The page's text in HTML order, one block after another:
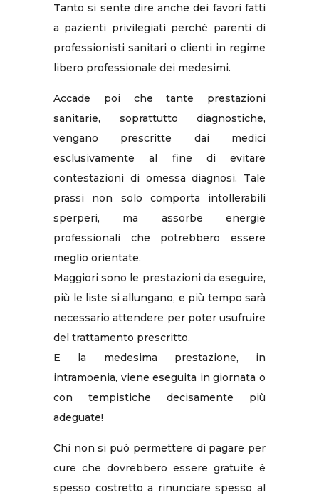
Tanto si sente dire anche dei favori fatti
a pazienti privilegiati perché parenti di
professionisti sanitari o clienti in regime
libero professionale dei medesimi.
Accade poi che tante prestazioni
sanitarie, soprattutto diagnostiche,
vengano prescritte dai medici
esclusivamente al fine di evitare
contestazioni di omessa diagnosi. Tale
prassi non solo comporta intollerabili
sperperi, ma assorbe energie
professionali che potrebbero essere
meglio orientate.
Maggiori sono le prestazioni da eseguire,
più le liste si allungano, e più tempo sarà
necessario attendere per poter usufruire
del trattamento prescritto.
E la medesima prestazione, in
intramoenia, viene eseguita in giornata o
con tempistiche decisamente più
adeguate!
Chi non si può permettere di pagare per
cure che dovrebbero essere gratuite è
spesso costretto a rinunciare spesso al